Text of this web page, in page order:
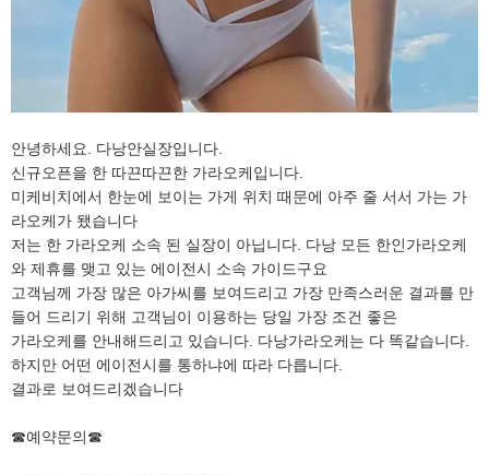
안녕하세요. 다낭안실장입니다.
신규오픈을 한 따끈따끈한 가라오케입니다.
미케비치에서 한눈에 보이는 가게 위치 때문에 아주 줄 서서 가는 가
라오케가 됐습니다
저는 한 가라오케 소속 된 실장이 아닙니다. 다낭 모든 한인가라오케
와 제휴를 맺고 있는 에이전시 소속 가이드구요
고객님께 가장 많은 아가씨를 보여드리고 가장 만족스러운 결과를 만
들어 드리기 위해 고객님이 이용하는 당일 가장 조건 좋은
가라오케를 안내해드리고 있습니다. 다낭가라오케는 다 똑같습니다.
하지만 어떤 에이전시를 통하냐에 따라 다릅니다.
결과로 보여드리겠습니다
☎예약문의☎